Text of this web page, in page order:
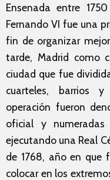
Ensenada entre
Fernando VI fue una
fin de organizar
tarde, Madrid como
ciudad que fue
cuarteles, barrios
operación fueron
oficial y
ejecutando una Real
de 1768, año en que
colocar en los